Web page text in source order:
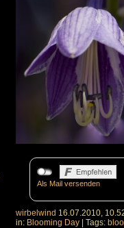
Als Mail versenden
wirbelwind 16.07.2010,
in: Blooming Day Tags: